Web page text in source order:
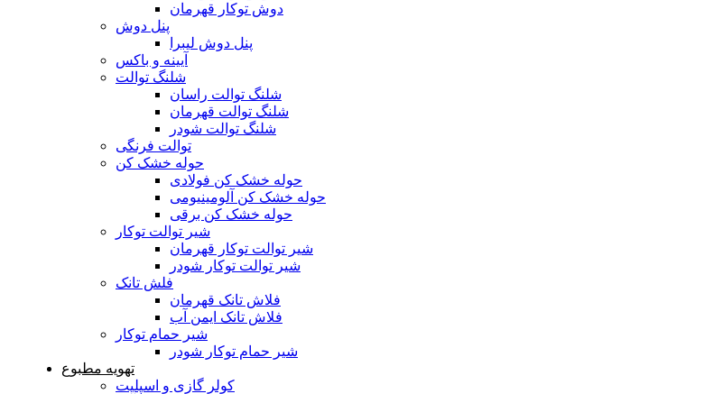
دوش توکار قهرمان
پنل دوش
پنل دوش لیبرا
آیینه و باکس
شلنگ توالت
شلنگ توالت راسان
شلنگ توالت قهرمان
شلنگ توالت شودر
توالت فرنگی
حوله خشک کن
حوله خشک کن فولادی
حوله خشک کن آلومینیومی
حوله خشک کن برقی
شیر توالت توکار
شیر توالت توکار قهرمان
شیر توالت توکار شودر
فلش تانک
فلاش تانک قهرمان
فلاش تانک ایمن آب
شیر حمام توکار
شیر حمام توکار شودر
تهویه مطبوع
کولر گازی و اسپلیت